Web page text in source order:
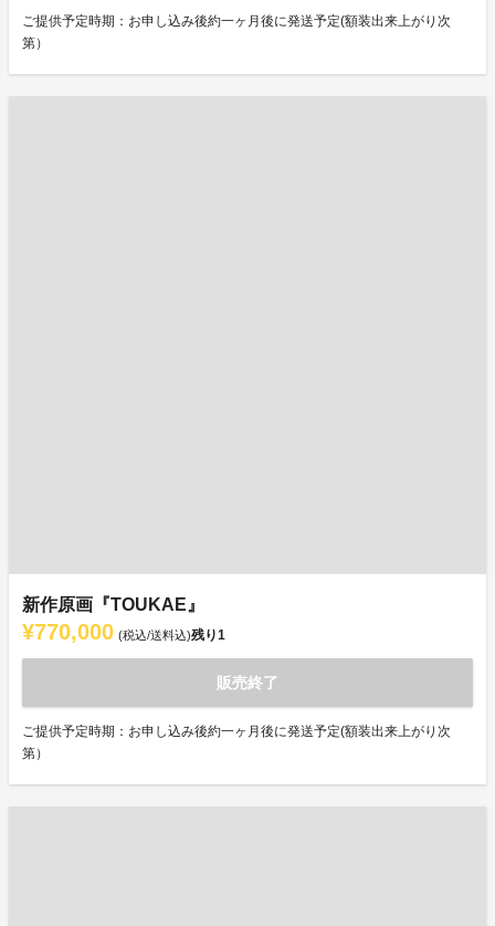
ご提供予定時期：お申し込み後約一ヶ月後に発送予定(額装出来上がり次
第）
新作原画『TOUKAE』
¥770,000 (税込/送料込)残り1
販売終了
ご提供予定時期：お申し込み後約一ヶ月後に発送予定(額装出来上がり次
第）